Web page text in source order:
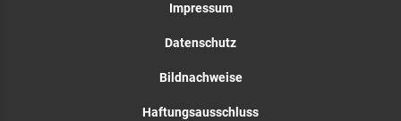
Impressum
Datenschutz
Bildnachweise
Haftungsausschluss